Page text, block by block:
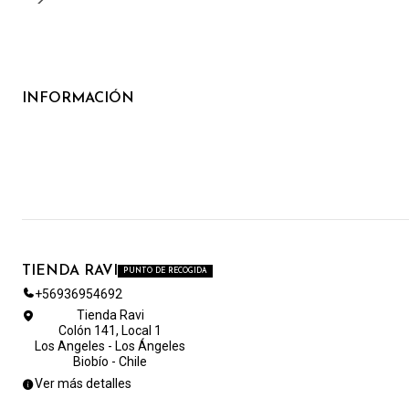
INFORMACIÓN
TIENDA RAVI PUNTO DE RECOGIDA
+56936954692
Tienda Ravi
Colón 141, Local 1
Los Angeles - Los Ángeles
Biobío - Chile
Ver más detalles